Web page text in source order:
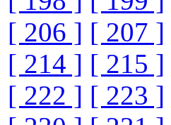
[ 206 ] [ 207 ]
[ 214 ] [ 215 ]
[ 222 ] [ 223 ]